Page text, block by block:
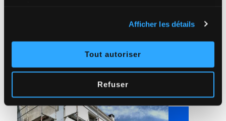
Afficher les détails
Tout autoriser
Refuser
suppression quasi totale des ponts thermiques du
l’ITI réduit jusqu’à environ 7 % la surface
peu spacieux. En revanche, avec l’isolation thermique par l’extérieur, tous les
travaux sont réalisés sur la façade et la surface habitable reste intacte.